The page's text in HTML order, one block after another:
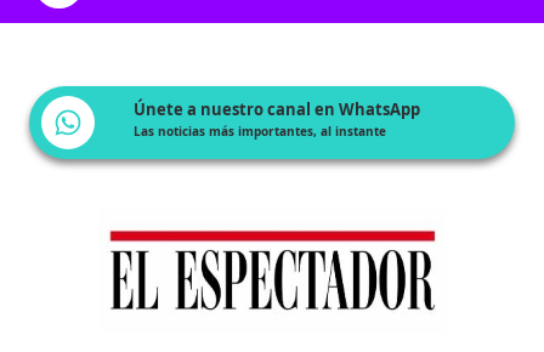
Únete a nuestro canal en WhatsApp
Las noticias más importantes, al instante